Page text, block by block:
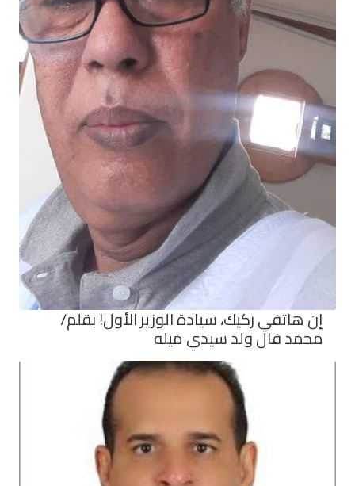
إن هاتفي ركيك، سيادة الوزير الأول! بقلم/
محمد فال ولد سيدي ميله